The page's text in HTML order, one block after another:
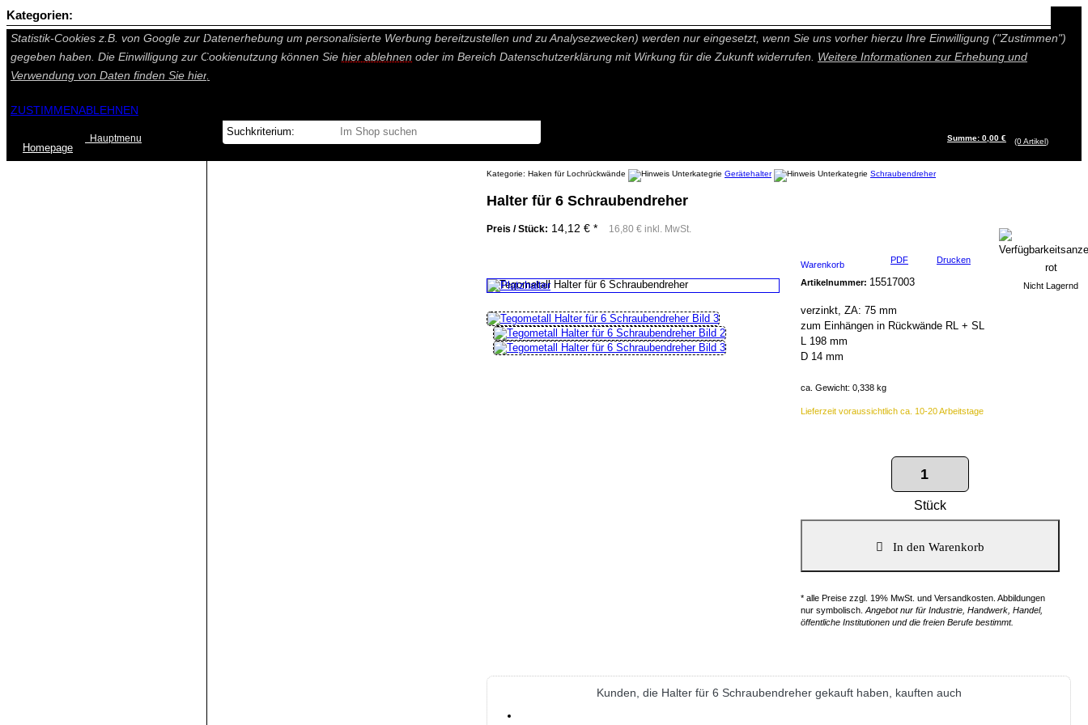
Auf dieser Seite werden technisch notwendige Cookies gesetzt. Technisch nicht notwendige Cookies und Statistik Funktionen, die Ihnen ein besseres und individuelleres Angebot bieten (Marketing- und
Statistik-Cookies z.B. von Google zur Datenerhebung um personalisierte Werbung bereitzustellen und zu Analysezwecken) werden nur eingesetzt, wenn Sie uns vorher hierzu Ihre Einwilligung ("Zustimmen")
gegeben haben. Die Einwilligung zur Cookienutzung können Sie hier ablehnen oder im Bereich Datenschutzerklärung mit Wirkung für die Zukunft widerrufen. Weitere Informationen zur Erhebung und
Verwendung von Daten finden Sie hier.
ZUSTIMMENABLEHNEN
Homepage
Hauptmenu Summe: 0,00 € (0Artikel)
Kategorie: Haken für Lochrückwände Gerätehalter Schraubendreher
Halter für 6 Schraubendreher
Preis / Stück: 14,12 € * 16,80 € inkl. MwSt.
Warenkorb PDF Drucken
Nicht Lagernd
Artikelnummer: 15517003
verzinkt, ZA: 75 mm
zum Einhängen in Rückwände RL + SL
L 198 mm
D 14 mm
ca. Gewicht: 0,338 kg
Lieferzeit voraussichtlich ca. 10-20 Arbeitstage
Stück
* alle Preise zzgl. 19% MwSt. und Versandkosten. Abbildungen
nur symbolisch. Angebot nur für Industrie, Handwerk, Handel,
öffentliche Institutionen und die freien Berufe bestimmt.
Kunden, die Halter für 6 Schraubendreher gekauft haben, kauften auch
Kategorien: